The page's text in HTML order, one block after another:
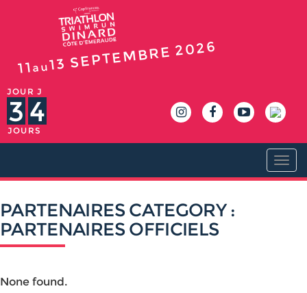
11au13 SEPTEMBRE 2026
JOUR J
3 4
JOURS
PARTENAIRES CATEGORY :
PARTENAIRES OFFICIELS
None found.